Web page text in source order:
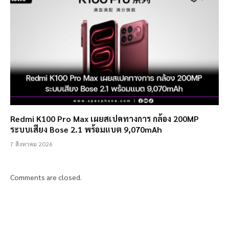
Redmi K100 Pro Max เผยสเปคทางการ กล้อง 200MP
ระบบเสียง Bose 2.1 พร้อมแบต 9,070mAh
7 สิงหาคม 2026
Comments are closed.